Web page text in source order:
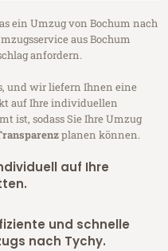
ein Umzug von Bochum nach
aus Bochum
anfordern.
und wir liefern Ihnen eine
auf Ihre individuellen
ist, sodass Sie Ihre Umzug
planen können.
auf Ihre
und schnelle
nach Tychy.